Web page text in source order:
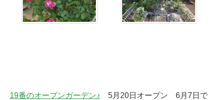
19番のオープンガーデン♪ 5月20日オープン 6月7日で